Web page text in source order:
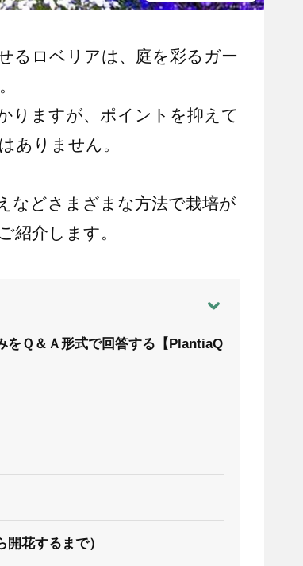
るロベリアは、庭を彩るガー
りますが、ポイントを抑えて
ありません。
などさまざまな方法で栽培が
紹介します。
をＱ＆Ａ形式で回答する【PlantiaQ
花するまで）